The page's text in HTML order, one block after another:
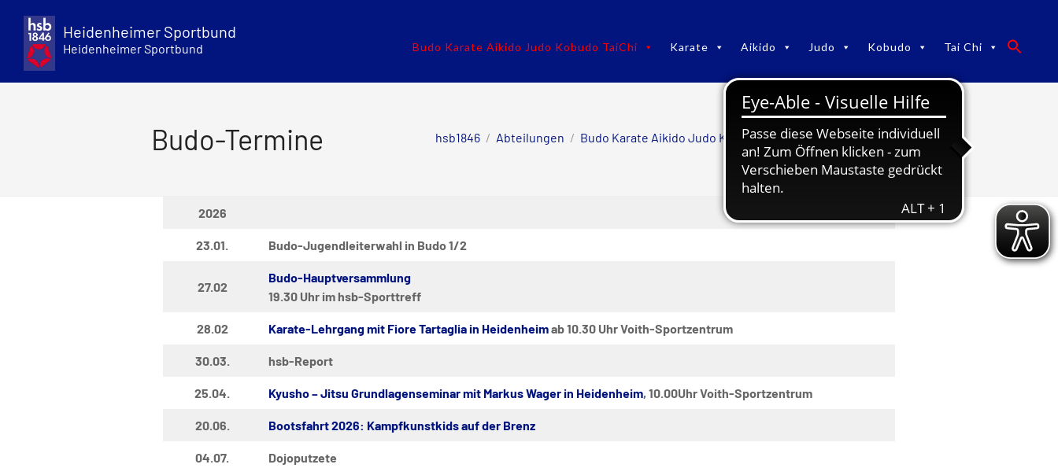
content
Heidenheimer Sportbund
Heidenheimer Sportbund Budo Karate Aikido Judo Kobudo TaiChi Karate Aikido Judo Kobudo Tai Chi
hsb1846 / Abteilungen / Budo Karate Aikido Judo Kobudo TaiChi / Budo-Termine
Budo-Termine
2026
23.01. Budo-Jugendleiterwahl in Budo 1/2
27.02
Budo-Hauptversammlung
19.30 Uhr im hsb-Sporttreff
28.02 Karate-Lehrgang mit Fiore Tartaglia in Heidenheimab 10.30 Uhr Voith-Sportzentrum
30.03. hsb-Report
25.04. Kyusho – Jitsu Grundlagenseminar mit Markus Wager in Heidenheim, 10.00Uhr Voith-Sportzentrum
20.06. Bootsfahrt 2026: Kampfkunstkids auf der Brenz
04.07. Dojoputzete